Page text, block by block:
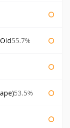
55.7%
53.5%